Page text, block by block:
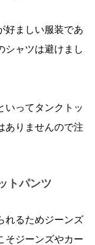
好ましい服装であ
シャツは避けまし
いってタンクトッ
ありませんので注
トパンツ
れるためジーンズ
そジーンズやカー